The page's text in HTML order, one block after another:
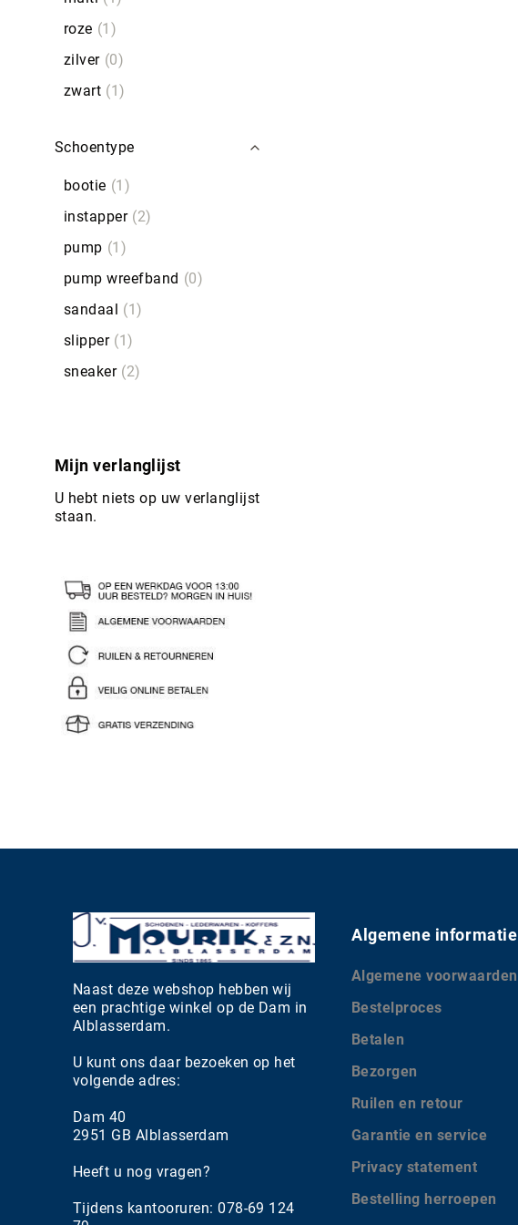
roze
1
zilver 0
zwart
1
Schoentype
bootie
1
instapper
2
pump
1
pump wreefband
0
sandaal
1
slipper
1
sneaker
2
Mijn verlanglijst
U hebt niets op uw verlanglijst
staan.
Naast deze webshop hebben wij
een prachtige winkel op de Dam in
Alblasserdam.
U kunt ons daar bezoeken op het
volgende adres:
Dam 40
2951 GB Alblasserdam
Heeft u nog vragen?
Tijdens kantooruren: 078-69 124
Algemene informatie
Algemene voorwaarden
Bestelproces
Betalen
Bezorgen
Ruilen en retour
Garantie en service
Privacy statement
Bestelling herroepen